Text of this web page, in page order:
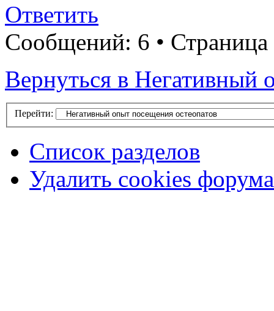
Ответить
Сообщений: 6 • Страница
Вернуться в Негативный
Перейти:
Список разделов
Удалить cookies форума